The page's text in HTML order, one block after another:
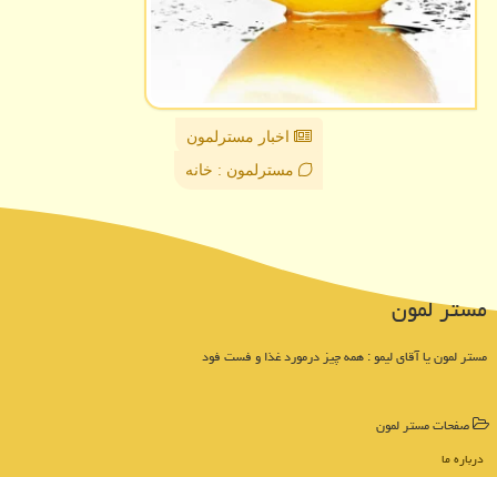
اخبار مسترلمون
مسترلمون : خانه
مستر لمون
مستر لمون یا آقای لیمو : همه چیز درمورد غذا و فست فود
صفحات مستر لمون
درباره ما